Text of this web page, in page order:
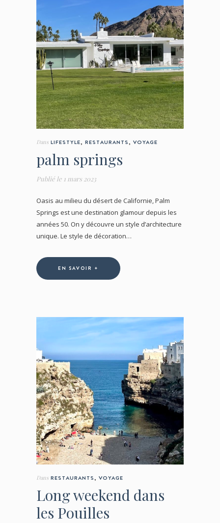
Dans LIFESTYLE, RESTAURANTS, VOYAGE
palm springs
Publié le 1 mars 2023
Oasis au milieu du désert de Californie, Palm
Springs est une destination glamour depuis les
années 50. On y découvre un style d’architecture
unique. Le style de décoration…
EN SAVOIR +
Dans RESTAURANTS, VOYAGE
Long weekend dans
les Pouilles